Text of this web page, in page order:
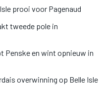
prooi voor Pagenaud
tweede pole in
Penske en wint opnieuw in
overwinning op Belle Isle